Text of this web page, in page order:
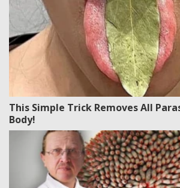
This Simple Trick Removes All
Body!